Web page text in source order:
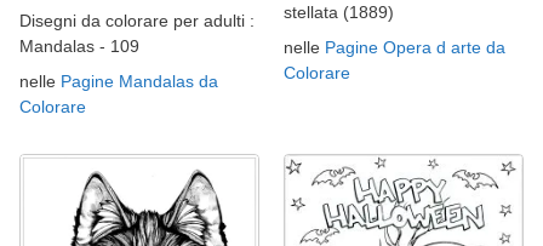
Disegni da colorare per adulti :
Mandalas - 109
nelle Pagine Mandalas da
Colorare
stellata (1889)
nelle Pagine Opera d arte da
Colorare